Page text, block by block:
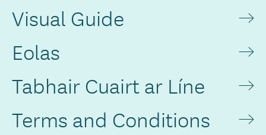
Visual Guide
Eolas
Tabhair Cuairt ar Líne
Terms and Conditions